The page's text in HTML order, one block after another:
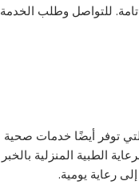
للتواصل وطلب الخدمة
توفر أيضًا خدمات صحية
الطبية المنزلية بالخبر
رعاية يومية.